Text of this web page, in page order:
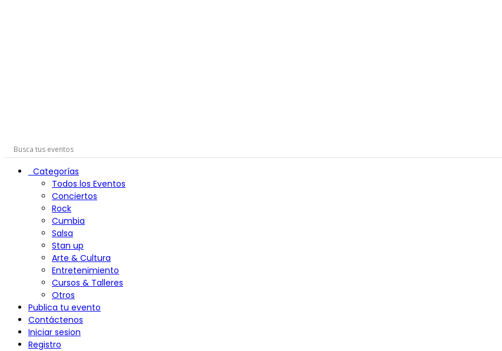
Categorías
Todos los Eventos
Conciertos
Rock
Cumbia
Salsa
Stan up
Arte & Cultura
Entretenimiento
Cursos & Talleres
Otros
Publica tu evento
Contáctenos
Iniciar sesion
Registro